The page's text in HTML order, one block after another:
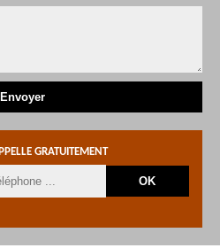
GRATUITEMENT